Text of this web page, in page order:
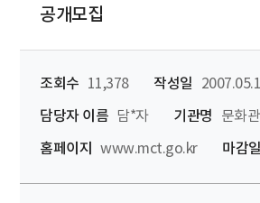
공개모집
조회수 11,378 작성일
담당자 이름 담*자 기관명
문화
홈페이지
www.mct.go.kr 마감일